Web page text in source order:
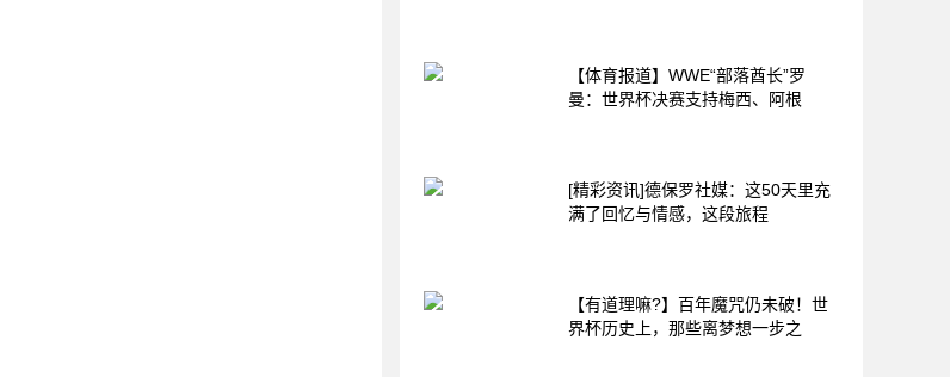
【体育报道】WWE“部落酋长”罗
曼：世界杯决赛支持梅西、阿根
[精彩资讯]德保罗社媒：这50天里充
满了回忆与情感，这段旅程
【有道理嘛?】百年魔咒仍未破！世
界杯历史上，那些离梦想一步之